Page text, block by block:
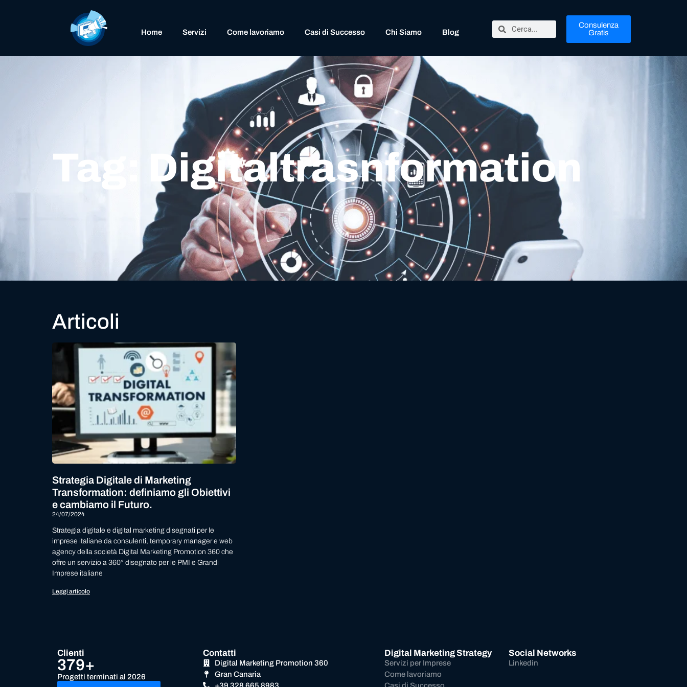
Home Servizi Come lavoriamo Casi di Successo Chi Siamo Blog
Consulenza
Gratis
Tag: Digitaltrasnformation
Articoli
Strategia Digitale di Marketing
Transformation: definiamo gli Obiettivi
e cambiamo il Futuro.
24/07/2024
Strategia digitale e digital marketing disegnati per le
imprese italiane da consulenti, temporary manager e web
agency della società Digital Marketing Promotion 360 che
offre un servizio a 360° disegnato per le PMI e Grandi
Imprese italiane
Leggi articolo
Clienti
379+
Progetti terminati al 2026
Contatti
Digital Marketing Promotion 360
Gran Canaria
Digital Marketing Strategy
Servizi per Imprese
Come lavoriamo
Social Networks
Linkedin